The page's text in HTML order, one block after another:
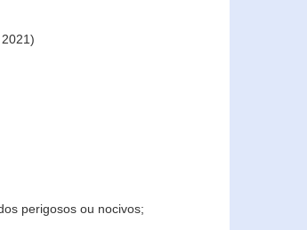
perigosos ou nocivos;